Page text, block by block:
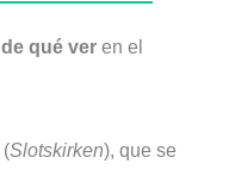
qué veren el
(Slotskirken), que se